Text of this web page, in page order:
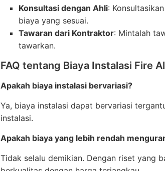
Konsultasi dengan Ahli:
biaya yang sesuai.
Tawaran dari Kontraktor: Mintalah
tawarkan.
FAQ tentang Biaya Instalasi Fire
Apakah biaya instalasi bervariasi?
Ya, biaya instalasi dapat bervariasi
instalasi.
Apakah biaya yang lebih rendah
Tidak selalu demikian. Dengan riset yang